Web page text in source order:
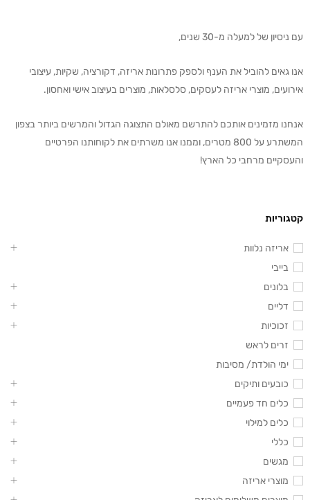
עם ניסיון של למעלה מ-30 שנים,
אנו גאים להוביל את הענף ולספק פתרונות אריזה, דקורציה, שקיות, עיצובי
אירועים, מוצרי אריזה לעסקים, סלסלאות, מוצרים בעיצוב אישי ואחסון.
אנחנו מזמינים אותכם להתרשם מאולם התצוגה הגדול והמרשים ביותר בצפון
המשתרע על 800 מטרים, וממנו אנו משרתים את לקוחותנו הפרטיים
והעסקיים מרחבי כל הארץ!
קטגוריות
אריזה נלוות
בייבי
בלונים
דליים
זכוכיות
זרים לראש
ימי הולדת/ מסיבות
כובעים ותיקים
כלים חד פעמיים
כלים למילוי
כללי
מגשים
מוצרי אריזה